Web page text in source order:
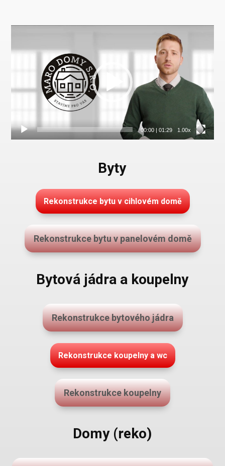
00:00| 01:29 1.00x
Byty
Rekonstrukce bytu v cihlovém domě
Rekonstrukce bytu v panelovém domě
Bytová jádra a koupelny
Rekonstrukce bytového jádra
Rekonstrukce koupelny a wc
Rekonstrukce koupelny
Domy (reko)